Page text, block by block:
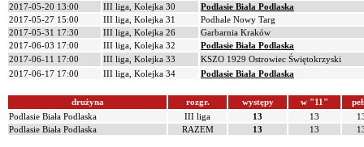
2017-05-20 13:00
III liga, Kolejka 30
Podlasie Biała Podlaska
2017-05-27 15:00
III liga, Kolejka 31
Podhale Nowy Targ
2017-05-31 17:30
III liga, Kolejka 26
Garbarnia Kraków
2017-06-03 17:00
III liga, Kolejka 32
Podlasie Biała Podlaska
2017-06-11 17:00
III liga, Kolejka 33
KSZO 1929 Ostrowiec Świętokrzyski
2017-06-17 17:00
III liga, Kolejka 34 Podlasie Biała Podlaska
drużyna rozgr. występy w "11"
Podlasie Biała Podlaska
III liga 13 13
Podlasie Biała Podlaska
RAZEM 13 13